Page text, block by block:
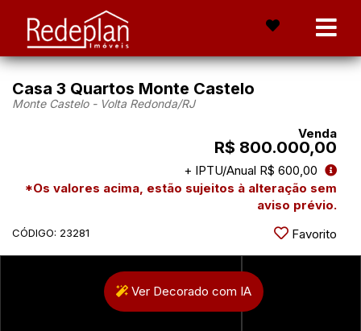
Casa 3 Quartos Monte Castelo
Monte Castelo - Volta Redonda/RJ
Venda
R$ 800.000,00
+ IPTU/Anual R$ 600,00
*Os valores acima, estão sujeitos à alteração sem
aviso prévio.
CÓDIGO: 23281 Favorito
Ver Decorado com IA